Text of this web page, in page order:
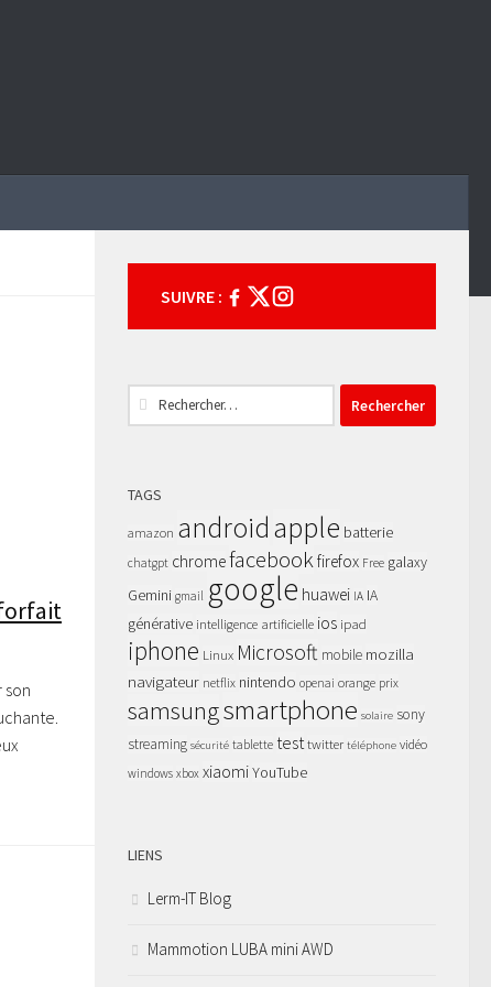
son
SUIVRE :
Rechercher :
TAGS
amazon androidapple batterie
chatgpt chromefacebookfirefox Free galaxy
Gemini gmail google huawei IA IA
générative intelligence artificielle ios ipad
iphone Linux Microsoft mobile mozilla
navigateur netflix nintendo openai orange prix
samsungsmartphone solaire sony
streaming sécurité tablette testtwitter téléphone vidéo
windows xbox xiaomiYouTube
LIENS
Lerm-IT Blog
Mammotion LUBA mini AWD